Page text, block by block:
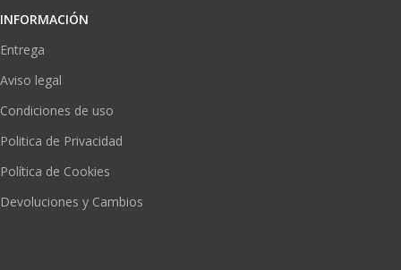
INFORMACIÓN
Entrega
Aviso legal
Condiciones de uso
Politica de Privacidad
Política de Cookies
Devoluciones y Cambios